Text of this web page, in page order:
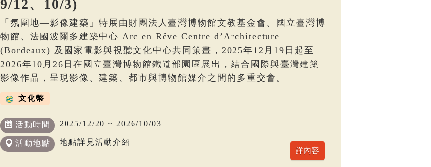
9/12、10/3)
「氛圍地—影像建築」特展由財團法人臺灣博物館文教基金會、國立臺灣博
物館、法國波爾多建築中心 Arc en Rêve Centre d’Architecture
(Bordeaux) 及國家電影與視聽文化中心共同策畫，2025年12月19日起至
2026年10月26日在國立臺灣博物館鐵道部園區展出，結合國際與臺灣建築
影像作品，呈現影像、建築、都市與博物館媒介之間的多重交會。
文化幣
活動時間 2025/12/20 ~ 2026/10/03
活動地點 地點詳見活動介紹